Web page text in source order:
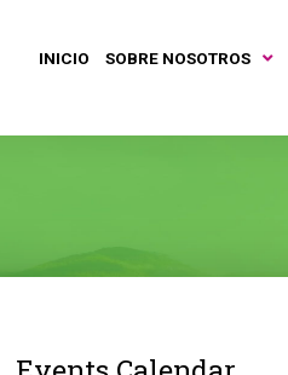
INICIO SOBRE NOSOTROS